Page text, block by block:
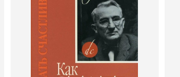
Издательство
Попурри, Минск